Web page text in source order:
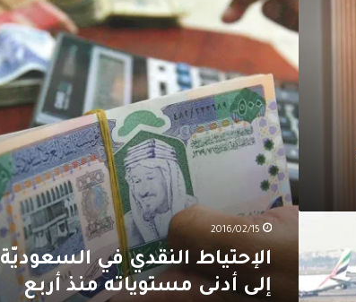
السعوديّة
إلى
مستوياته
منذ
أربع
سنوات
2016/02/15
الإحتياط النقدي في السعوديّة
إلى أدنى مستوياته منذ أربع